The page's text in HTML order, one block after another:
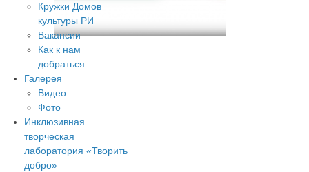
Кружки Домов
культуры РИ
Вакансии
Как к нам
добраться
Галерея
Видео
Фото
Инклюзивная
творческая
лаборатория «Творить
добро»